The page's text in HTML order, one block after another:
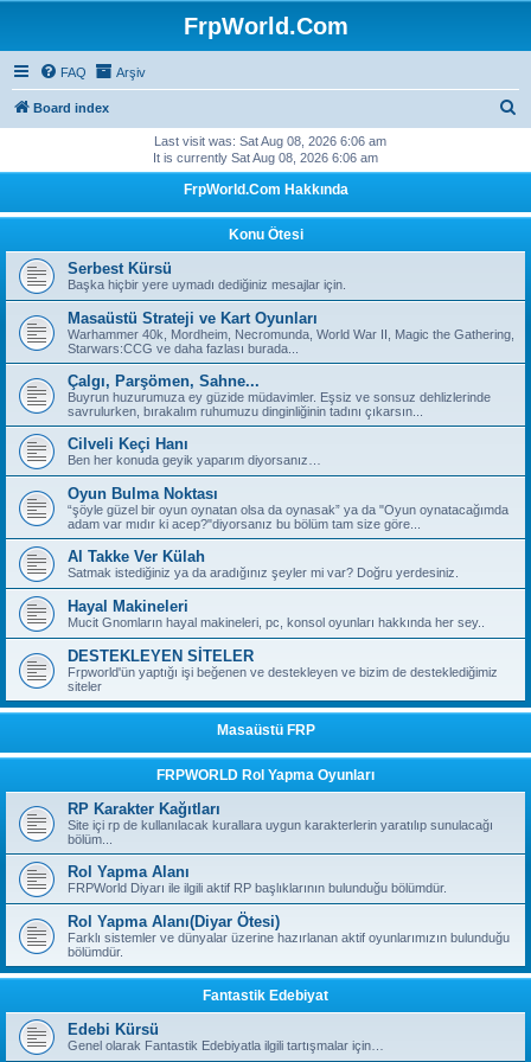
FrpWorld.Com
FAQ Arşiv
Board index
c
h
Last visit was: Sat Aug 08, 2026 6:06 am
It is currently Sat Aug 08, 2026 6:06 am
FrpWorld.Com Hakkında
Konu Ötesi
Serbest Kürsü
Başka hiçbir yere uymadı dediğiniz mesajlar için.
Masaüstü Strateji ve Kart Oyunları
Warhammer 40k, Mordheim, Necromunda, World War II, Magic the Gathering,
Starwars:CCG ve daha fazlası burada...
Çalgı, Parşömen, Sahne...
Buyrun huzurumuza ey güzide müdavimler. Eşsiz ve sonsuz dehlizlerinde
savrulurken, bırakalım ruhumuzu dinginliğinin tadını çıkarsın...
Cilveli Keçi Hanı
Ben her konuda geyik yaparım diyorsanız…
Oyun Bulma Noktası
“şöyle güzel bir oyun oynatan olsa da oynasak” ya da "Oyun oynatacağımda
adam var mıdır ki acep?"diyorsanız bu bölüm tam size göre...
Al Takke Ver Külah
Satmak istediğiniz ya da aradığınız şeyler mi var? Doğru yerdesiniz.
Hayal Makineleri
Mucit Gnomların hayal makineleri, pc, konsol oyunları hakkında her sey..
DESTEKLEYEN SİTELER
Frpworld'ün yaptığı işi beğenen ve destekleyen ve bizim de desteklediğimiz
siteler
Masaüstü FRP
FRPWORLD Rol Yapma Oyunları
RP Karakter Kağıtları
Site içi rp de kullanılacak kurallara uygun karakterlerin yaratılıp sunulacağı
bölüm...
Rol Yapma Alanı
FRPWorld Diyarı ile ilgili aktif RP başlıklarının bulunduğu bölümdür.
Rol Yapma Alanı(Diyar Ötesi)
Farklı sistemler ve dünyalar üzerine hazırlanan aktif oyunlarımızın bulunduğu
bölümdür.
Fantastik Edebiyat
Edebi Kürsü
Genel olarak Fantastik Edebiyatla ilgili tartışmalar için…